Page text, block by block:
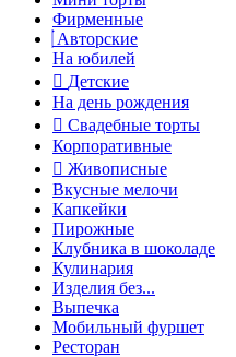
Фирменные
Авторские
На юбилей
Детские
На день рождения
Свадебные торты
Корпоративные
Живописные
Вкусные мелочи
Капкейки
Пирожные
Клубника в шоколаде
Кулинария
Изделия без...
Выпечка
Мобильный фуршет
Ресторан